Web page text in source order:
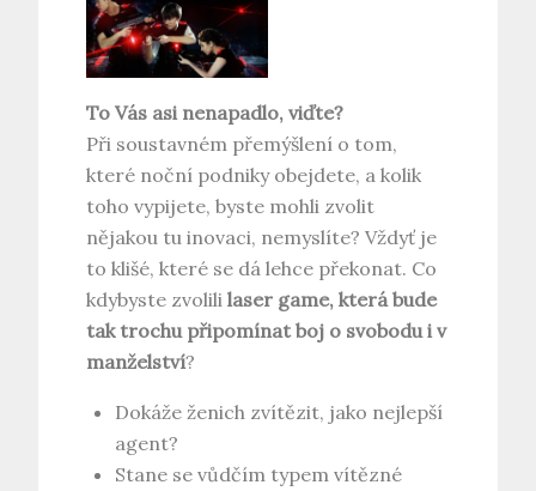
To Vás asi nenapadlo, viďte?
Při soustavném přemýšlení o tom,
které noční podniky obejdete, a kolik
toho vypijete, byste mohli zvolit
nějakou tu inovaci, nemyslíte? Vždyť je
to klišé, které se dá lehce překonat. Co
kdybyste zvolililaser game, která bude
tak trochu připomínat boj o svobodu i v
manželství?
Dokáže ženich zvítězit, jako nejlepší
agent?
Stane se vůdčím typem vítězné